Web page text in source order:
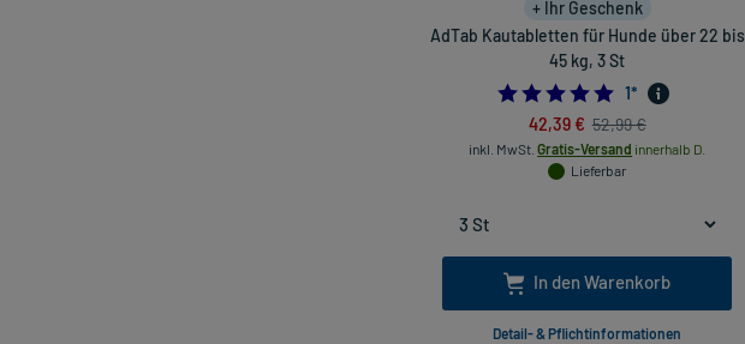
+ Ihr Geschenk
AdTab Kautabletten für Hunde über 22 bis
45 kg, 3 St
5.0
1*
42,39 € 52,99 €
inkl. MwSt. Gratis-Versand innerhalb D.
Lieferbar
In den Warenkorb
Detail- & Pflichtinformationen